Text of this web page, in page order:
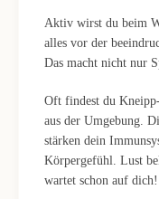
Aktiv wirst du beim
alles vor der
Das macht nicht nur
Oft findest du
aus der Umgebung.
stärken dein
Körpergefühl. Lust
wartet schon auf dich!